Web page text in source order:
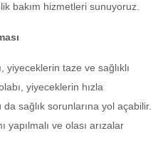
bakım hizmetleri sunuyoruz.
yiyeceklerin taze ve sağlıklı
yiyeceklerin hızla
sağlık sorunlarına yol açabilir.
yapılmalı ve olası arızalar